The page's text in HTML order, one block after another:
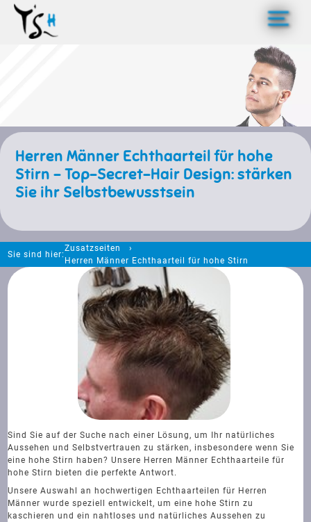
>
Herren Männer Echthaarteil für hohe
Stirn - Top-Secret-Hair Design: stärken
Sie ihr Selbstbewusstsein
Sie sind hier:
Zusatzseiten
Herren Männer Echthaarteil für hohe Stirn
Sind Sie auf der Suche nach einer Lösung, um Ihr natürliches
Aussehen und Selbstvertrauen zu stärken, insbesondere wenn Sie
eine hohe Stirn haben? Unsere Herren Männer Echthaarteile für
hohe Stirn bieten die perfekte Antwort.
Unsere Auswahl an hochwertigen Echthaarteilen für Herren
Männer wurde speziell entwickelt, um eine hohe Stirn zu
kaschieren und ein nahtloses und natürliches Aussehen zu